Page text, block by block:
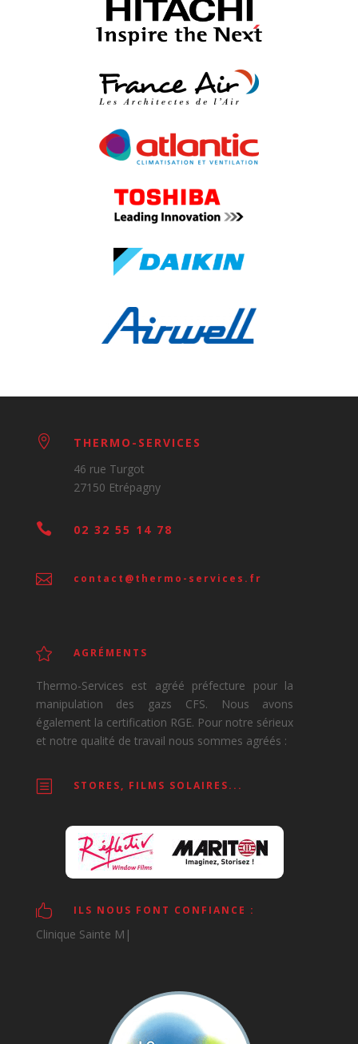

THERMO-SERVICES
46 rue Turgot
27150 Etrépagny
 02 32 55 14 78
 contact@thermo-services.fr
 AGRÉMENTS
Thermo-Services est agréé préfecture pour la
manipulation des gazs CFS. Nous avons
également la certification RGE. Pour notre sérieux
et notre qualité de travail nous sommes agréés :
b STORES, FILMS SOLAIRES...
 ILS NOUS FONT CONFIANCE :
Clinique Sainte Mari